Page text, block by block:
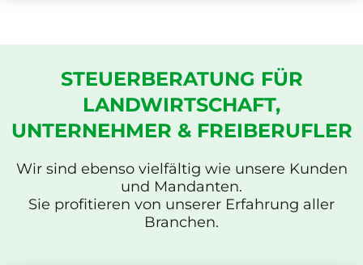
STEUERBERATUNG FÜR
LANDWIRTSCHAFT,
UNTERNEHMER & FREIBERUFLER
Wir sind ebenso vielfältig wie unsere Kunden
und Mandanten.
Sie profitieren von unserer Erfahrung aller
Branchen.